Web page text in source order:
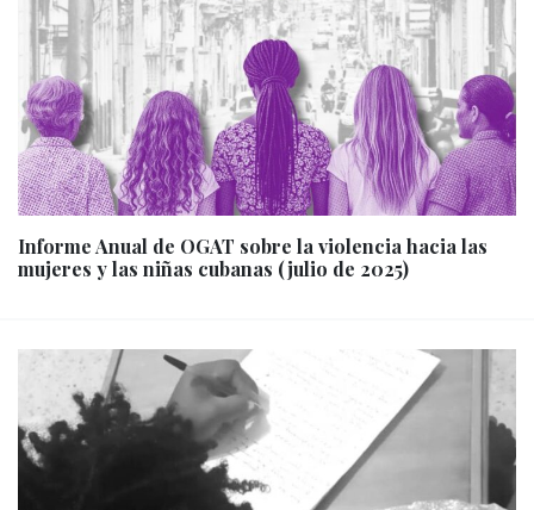
Informe Anual de OGAT sobre la violencia hacia las
mujeres y las niñas cubanas (julio de 2025)